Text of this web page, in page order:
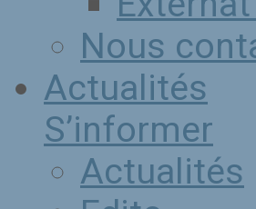
Nous
Actualités
S’informer
Actualités